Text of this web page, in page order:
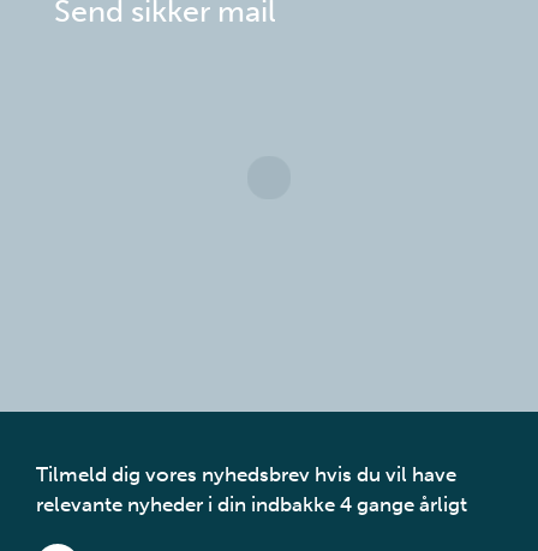
Send sikker mail
Tilmeld dig vores nyhedsbrev hvis du vil have
relevante nyheder i din indbakke 4 gange årligt